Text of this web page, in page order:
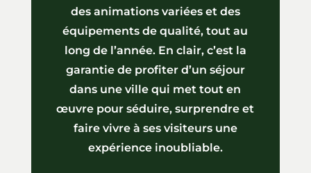
des animations variées et des
équipements de qualité, tout au
long de l’année. En clair, c’est la
garantie de profiter d’un séjour
dans une ville qui met tout en
œuvre pour séduire, surprendre et
faire vivre à ses visiteurs une
expérience inoubliable.